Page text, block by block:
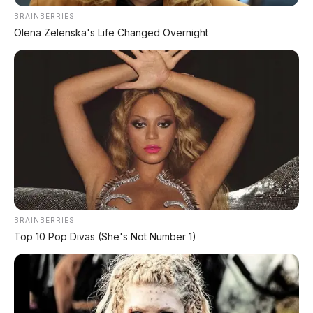
Menjadi masinis bukan sekadar duduk dan menarik
tuas. Setiap hari, Tiara menjalani protokol ketat yang
sama dengan masinis pria lainnya:
Jam sign on— absen sesuai pola dinasan. Misalnya
jika jam 3 pagi, ia sudah harus sampai sebelum jam 3
Cek kesehatan wajib— suhu tubuh, kadar alkohol,
tekanan darah, dan saturasi oksigen. Jika dinyatakan
tidak fit, tidak boleh berdinas.
Assessment dengan Duty Manager
— diberi tahu
kondisi dan case terbaru di lapangan.
Start Up Test dan Inspection Check— memanaskan
kereta, memastikan semua sistem aman sebelum
berangkat.
Setelah semua dinyatakan aman, barulah Tiara siap
berdinas mengantarkan ribuan penumpang setiap
harinya.
BRAINBERRIES
Olena Zelenska's Life Changed Overnight
BRAINBERRIES
Top 10 Pop Divas (She's Not Number 1)